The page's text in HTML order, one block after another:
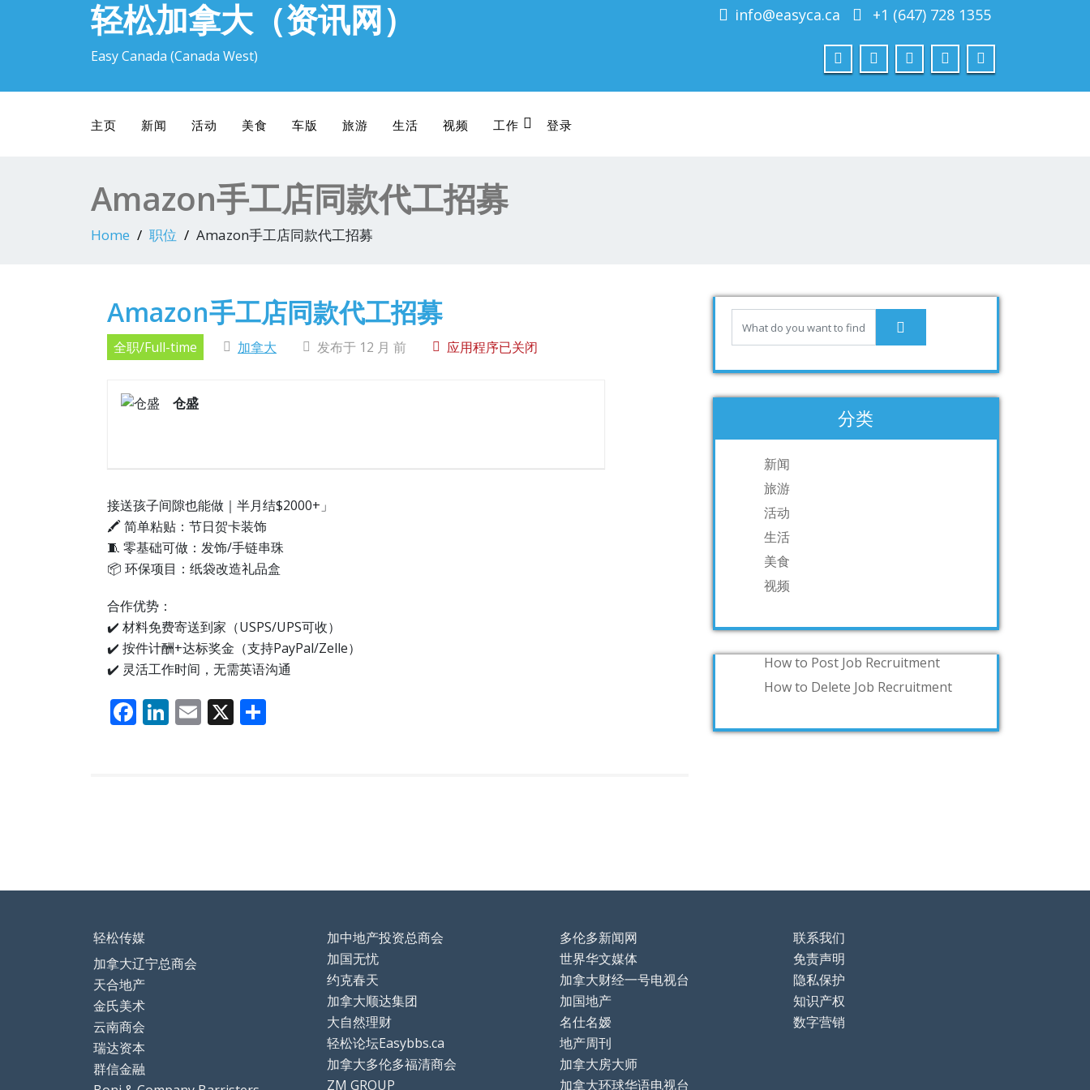
轻松加拿大（资讯网）
Easy Canada (Canada West)
info@easyca.ca +1 (647) 728 1355
主页 新闻 活动 美食 车版 旅游 生活 视频 工作 登录
Amazon手工店同款代工招募
Home 职位 Amazon手工店同款代工招募
Amazon手工店同款代工招募
全职/Full-time 加拿大 发布于 12 月 前 应用程序已关闭
仓盛
接送孩子间隙也能做｜半月结$2000+」
🖍️ 简单粘贴：节日贺卡装饰
🧵 零基础可做：发饰/手链串珠
📦 环保项目：纸袋改造礼品盒
合作优势：
✔️ 材料免费寄送到家（USPS/UPS可收）
✔️ 按件计酬+达标奖金（支持PayPal/Zelle）
✔️ 灵活工作时间，无需英语沟通
F Li E X
分类
新闻
旅游
活动
生活
美食
视频
How to Post Job Recruitment
How to Delete Job Recruitment
轻松传媒
加拿大辽宁总商会
天合地产
金氏美术
云南商会
瑞达资本
群信金融
加中地产投资总商会
加国无忧
约克春天
加拿大顺达集团
大自然理财
轻松论坛Easybbs.ca
加拿大多伦多福清商会
ZM GROUP
多伦多新闻网
世界华文媒体
加拿大财经一号电视台
加国地产
名仕名嫒
地产周刊
加拿大房大师
加拿大环球华语电视台
联系我们
免责声明
隐私保护
知识产权
数字营销